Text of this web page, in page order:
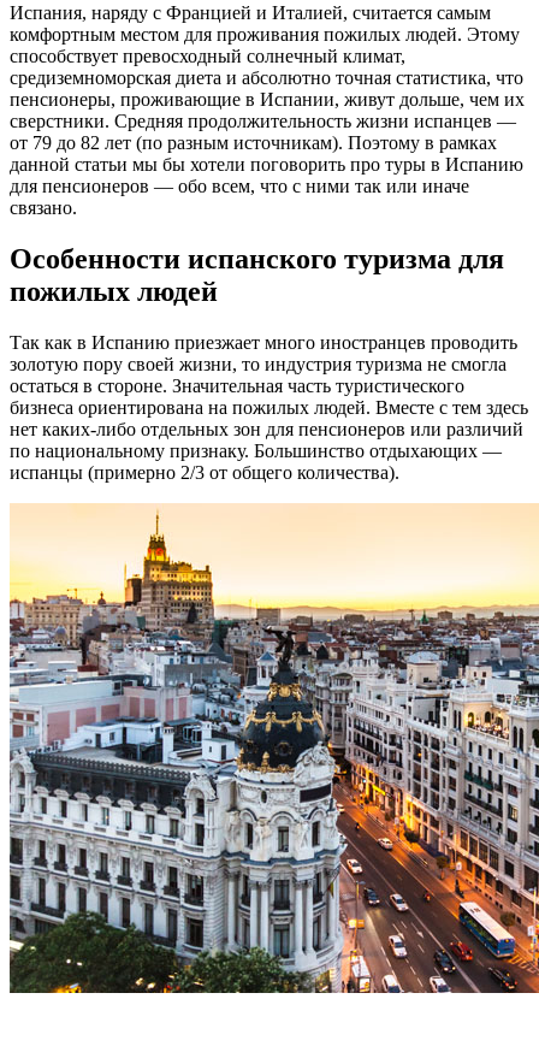
Испания, наряду с Францией и Италией, считается самым
комфортным местом для проживания пожилых людей. Этому
способствует превосходный солнечный климат,
средиземноморская диета и абсолютно точная статистика, что
пенсионеры, проживающие в Испании, живут дольше, чем их
сверстники. Средняя продолжительность жизни испанцев —
от 79 до 82 лет (по разным источникам). Поэтому в рамках
данной статьи мы бы хотели поговорить про туры в Испанию
для пенсионеров — обо всем, что с ними так или иначе
связано.
Особенности испанского туризма для
пожилых людей
Так как в Испанию приезжает много иностранцев проводить
золотую пору своей жизни, то индустрия туризма не смогла
остаться в стороне. Значительная часть туристического
бизнеса ориентирована на пожилых людей. Вместе с тем здесь
нет каких-либо отдельных зон для пенсионеров или различий
по национальному признаку. Большинство отдыхающих —
испанцы (примерно 2/3 от общего количества).